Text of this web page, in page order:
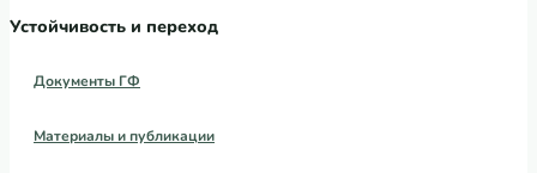
Устойчивость и переход
Документы ГФ
Материалы и публикации